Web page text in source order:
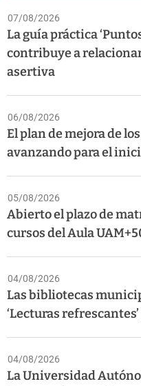
07/08/2026
La guía práctica
contribuye a
asertiva
06/08/2026
El plan de mejora de
avanzando para el
05/08/2026
Abierto el plazo de
cursos del Aula
04/08/2026
Las bibliotecas
‘Lecturas
04/08/2026
La Universidad